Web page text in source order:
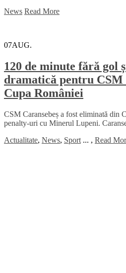
News Read More
07AUG.
120 de minute fără gol
dramatică pentru CSM
Cupa României
CSM Caransebeș a fost eliminată din
penalty-uri cu Minerul Lupeni.
Actualitate, News, Sport ... , Read